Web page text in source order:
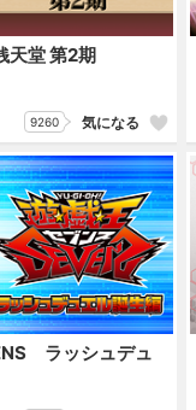
天堂 第2期
9260 気になる
ラッシュデュ